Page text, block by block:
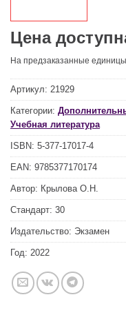
Цена
На предзаказанные
Артикул: 21929
Категории:
Учебная литература
ISBN: 5-377-17017-4
EAN: 9785377170174
Автор: Крылова О.Н.
Стандарт: 30
Издательство: Экзамен
Год: 2022